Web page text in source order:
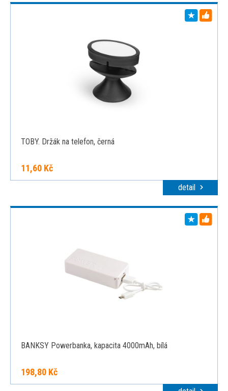
TOBY. Držák na telefon, černá
11,60 Kč
detail
BANKSY Powerbanka, kapacita 4000mAh, bílá
198,80 Kč